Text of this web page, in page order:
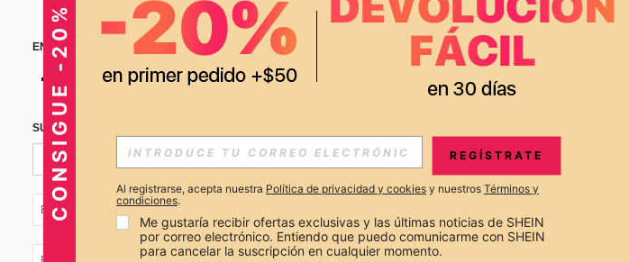
ENCUÉNTRANOS EN APP
SUSCRÍBETE PARA RECIBIR OFERTAS EXCLUSIVAS, PROMOCIONES Y NOTICIAS DE SHEIN
Suscribir
EC + 593
CONSIGUE -20% REGÍSTRATE
Al registrarse, acepta nuestra Política de privacidad y cookies y nuestros Términos y
condiciones.
Me gustaría recibir ofertas exclusivas y las últimas noticias de SHEIN
por correo electrónico. Entiendo que puedo comunicarme con SHEIN
para cancelar la suscripción en cualquier momento.